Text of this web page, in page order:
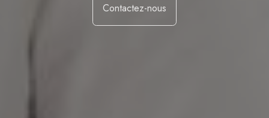
Contactez-nous